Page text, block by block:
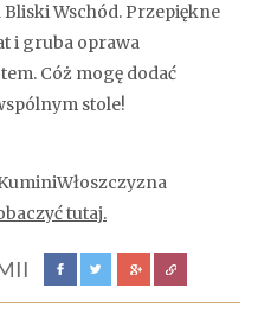
Wschód. Przepiękne
i gruba oprawa
Cóż mogę dodać
stole!
tutaj.